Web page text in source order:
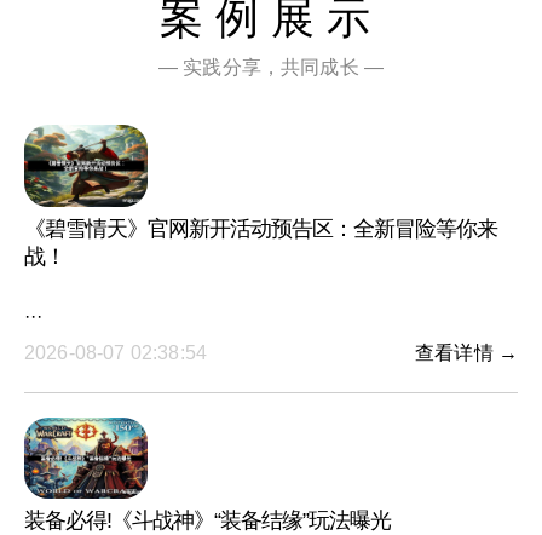
案例展示
— 实践分享，共同成长 —
《碧雪情天》官网新开活动预告区：全新冒险等你来
战！
···
2026-08-07 02:38:54
查看详情 →
装备必得!《斗战神》“装备结缘”玩法曝光